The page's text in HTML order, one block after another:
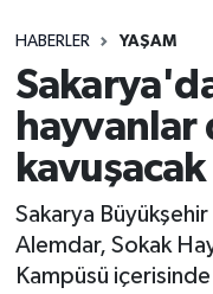
HABERLER YAŞAM
hayvanlar
kavuşacak
Sakarya
Alemdar, Sokak
Kampüsü